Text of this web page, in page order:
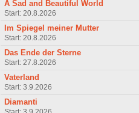
A Sad and Beautiful World
Start: 20.8.2026
Im Spiegel meiner Mutter
Start: 20.8.2026
Das Ende der Sterne
Start: 27.8.2026
Vaterland
Start: 3.9.2026
Diamanti